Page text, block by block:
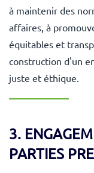
à maintenir des
affaires, à
équitables et
construction d'un
juste et éthique.
3.
PARTIES